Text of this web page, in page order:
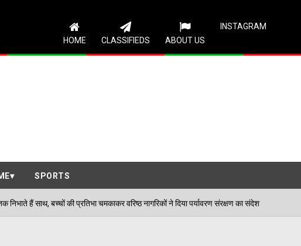
HOME CLASSIFIEDS ABOUT US
INSTAGRAM
SPORTS
चमकाकर वरिष्ठ नागरिकों ने दिया पर्यावरण संरक्षण का संदेश 06/08/2026